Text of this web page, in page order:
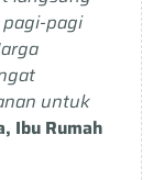
pagi
untuk
Ibu Rumah